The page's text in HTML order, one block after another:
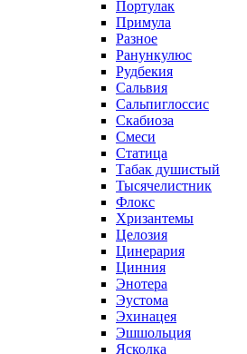
Портулак
Примула
Разное
Ранункулюс
Рудбекия
Сальвия
Сальпиглоссис
Скабиоза
Смеси
Статица
Табак душистый
Тысячелистник
Флокс
Хризантемы
Целозия
Цинерария
Цинния
Энотера
Эустома
Эхинацея
Эшшольция
Ясколка